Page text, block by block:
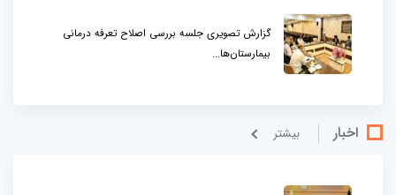
گزارش تصویری جلسه بررسی اصلاح تعرفه درمانی
بیمارستان‌ها...
اخبار بيشتر